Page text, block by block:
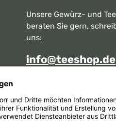
Unsere Gewürz- und
beraten Sie gern,
uns:
info@teeshop.de
Mo - Sa zwischen 10:00
unter: